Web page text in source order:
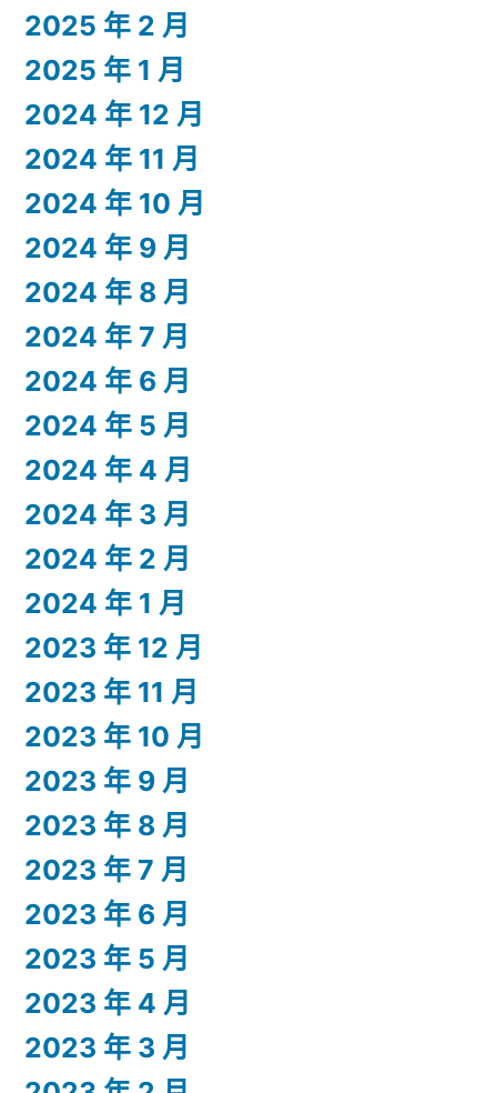
2025 年 2 月
2025 年 1 月
2024 年 12 月
2024 年 11 月
2024 年 10 月
2024 年 9 月
2024 年 8 月
2024 年 7 月
2024 年 6 月
2024 年 5 月
2024 年 4 月
2024 年 3 月
2024 年 2 月
2024 年 1 月
2023 年 12 月
2023 年 11 月
2023 年 10 月
2023 年 9 月
2023 年 8 月
2023 年 7 月
2023 年 6 月
2023 年 5 月
2023 年 4 月
2023 年 3 月